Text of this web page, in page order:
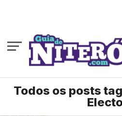
Todos os posts